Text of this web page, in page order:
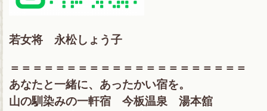
若女将 永松しょう子
＝＝＝＝＝＝＝＝＝＝＝＝＝＝＝＝＝＝＝＝＝
あなたと一緒に、あったかい宿を。
山の馴染みの一軒宿 今板温泉 湯本舘